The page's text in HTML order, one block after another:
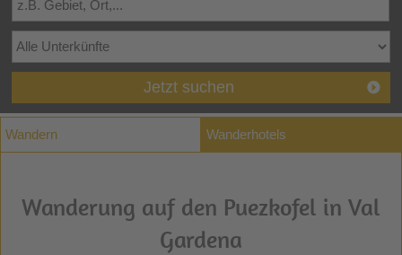
Jetzt suchen
Wandern Wanderhotels
Wanderung auf den Puezkofel in Val
Gardena